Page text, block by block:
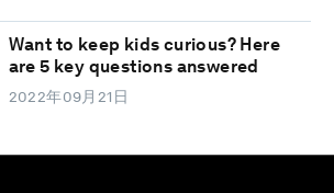
Want to keep kids curious? Here
are 5 key questions answered
2022年09月21日